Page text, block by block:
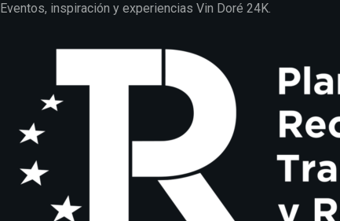
Eventos, inspiración y experiencias Vin Doré 24K.